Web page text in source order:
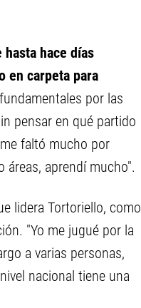
hace días
en carpeta para
por las
pensar en qué partido
faltó mucho por
áreas, aprendí mucho".
lidera Tortoriello, como
"Yo me jugué por la
a varias personas,
nacional tiene una